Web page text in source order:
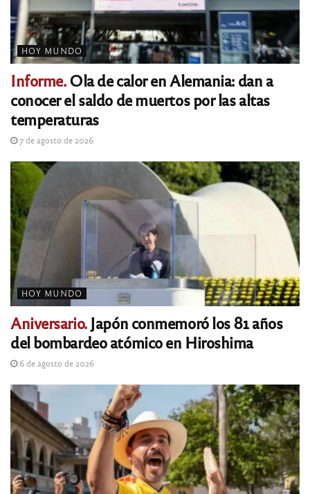
HOY MUNDO
Informe.Ola de calor en Alemania: dan a
conocer el saldo de muertos por las altas
temperaturas
7 de agosto de 2026
HOY MUNDO
Aniversario.Japón conmemoró los 81 años
del bombardeo atómico en Hiroshima
6 de agosto de 2026